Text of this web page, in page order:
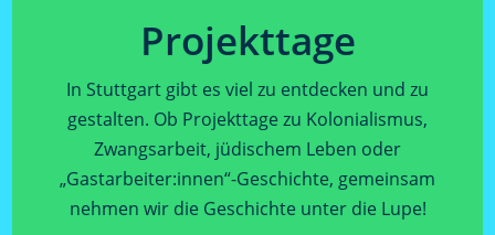
Projekttage
In Stuttgart gibt es viel zu entdecken und zu
gestalten. Ob Projekttage zu Kolonialismus,
Zwangsarbeit, jüdischem Leben oder
„Gastarbeiter:innen“-Geschichte, gemeinsam
nehmen wir die Geschichte unter die Lupe!